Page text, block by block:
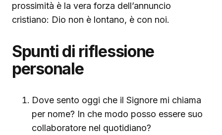
prossimità è la vera forza dell’annuncio
cristiano: Dio non è lontano, è con noi.
Spunti di riflessione
personale
Dove sento oggi che il Signore mi chiama
per nome? In che modo posso essere suo
collaboratore nel quotidiano?